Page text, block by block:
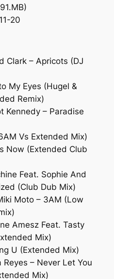
20
Clark – Apricots (DJ
My Eyes (Hugel &
Remix)
Kennedy – Paradise
Vs Extended Mix)
Now (Extended Club
Feat. Sophie And
(Club Dub Mix)
Moto – 3AM (Low
Amesz Feat. Tasty
Mix)
U (Extended Mix)
Reyes – Never Let You
Mix)